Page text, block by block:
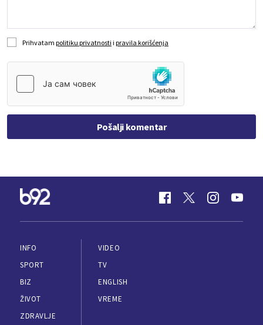
Prihvatam politiku privatnosti i pravila korišćenja
Pošalji komentar
INFO
SPORT
BIZ
ŽIVOT
ZDRAVLJE
VIDEO
TV
ENGLISH
VREME